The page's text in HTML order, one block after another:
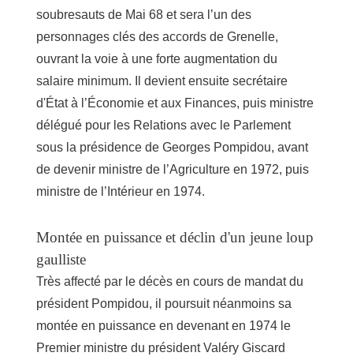
soubresauts de Mai 68 et sera l’un des
personnages clés des accords de Grenelle,
ouvrant la voie à une forte augmentation du
salaire minimum. Il devient ensuite secrétaire
d'État à l’Économie et aux Finances, puis ministre
délégué pour les Relations avec le Parlement
sous la présidence de Georges Pompidou, avant
de devenir ministre de l’Agriculture en 1972, puis
ministre de l’Intérieur en 1974.
Montée en puissance et déclin d'un jeune loup
gaulliste
Très affecté par le décès en cours de mandat du
président Pompidou, il poursuit néanmoins sa
montée en puissance en devenant en 1974 le
Premier ministre du président Valéry Giscard